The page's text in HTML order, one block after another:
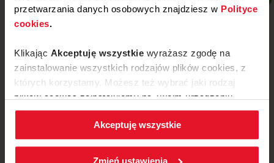
przetwarzania danych osobowych znajdziesz w Polityce
cookies.
Klikając Akceptuję wszystkie wyrażasz zgodę na
zainstalowanie wszystkich rodzajów plików cookies, z
których korzystamy. Możesz też wybrać jaki rodzaj
plików cookies zainstalujemy na Twoim urządzeniu,
klikającZmień ustawienia.
W każdej chwili możesz zmienić wybrane przez Ciebie
ustawienia plików cookies wchodząc w zakładkę
Akceptuję wszystkie
Zmień ustawienia
ul. Mickiewicza 52, 64-510 Wronki